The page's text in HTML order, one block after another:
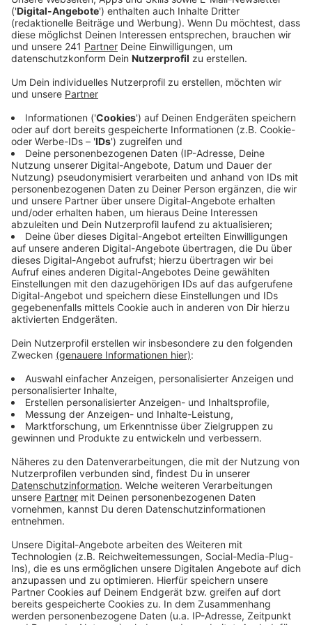
Anzeige
Auch bei uns in Leverkusen sind die kleinen Vögel aus
vielen Stadtteilen fast verschwunden. Grund dafür
sind fehlende Nist- und Futtermöglichkeiten, so der
NABU Leverkusen. Früher hätten vor allem
Rauchschwalben oft in Bauernhöfen genistet, von
denen es mittlerweile kaum mehr welche gibt.
Mehlschwalben, die draußen nisten, finden kaum mehr
Baumaterial. Und auch Insekten, von denen sich die
kleinen Vögel ernähren, gibt es bei uns immer weniger.
Deshalb appelliert der NABU an Hausbesitzer, die
Nester an ihren Hauswänden zu dulden und den Vögeln
so wichtigen Lebensraum zu erhalten.
Anzeige
Weitere Meldungen aus Leverkusen
Anzeige
Wenig Veränderung für Radfahrer in Leverkusen
Senioren in Leverkusen: Deutschlandticket gegen
Führerschein
Stadt macht Tempo für Trinkbrunnen in Leverkusen
Anzeige